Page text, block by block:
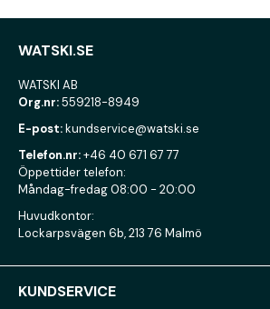
WATSKI.SE
WATSKI AB
Org.nr:559218-8949
E-post:kundservice@watski.se
Telefon.nr:+46 40 671 67 77
Öppettider telefon:
Måndag-fredag 08:00 - 20:00
Huvudkontor:
Lockarpsvägen 6b, 213 76 Malmö
KUNDSERVICE